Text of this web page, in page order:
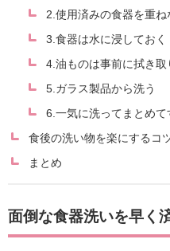
2.使用済みの食器を重ね
3.食器は水に浸しておく
4.油ものは事前に拭き取
5.ガラス製品から洗う
6.一気に洗ってまとめて
食後の洗い物を楽にするコ
まとめ
面倒な食器洗いを早く